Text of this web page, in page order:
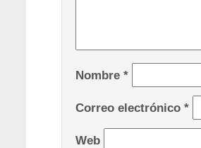
Nombre *
Correo electrónico *
Web